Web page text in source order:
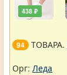
438 ₽
94 ТОВАРА.
Орг: Леда